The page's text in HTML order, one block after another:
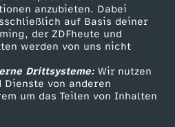
anzubieten. Dabei
auf Basis deiner
der ZDFheute und
werden von uns nicht
Drittsysteme:Wir nutzen
Dienste von anderen
um das Teilen von Inhalten